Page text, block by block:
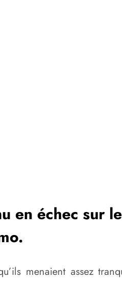
en échec sur
menaient assez